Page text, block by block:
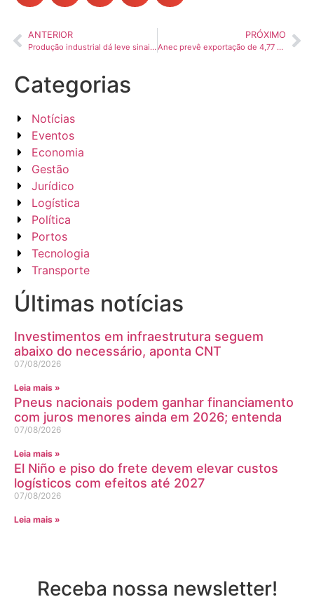
ANTERIOR
Produção industrial dá leve sinais de recuperação, diz Fiesp
PRÓXIMO
Anec prevê exportação de 4,77 mi t de milho do Brasil em novembro
Categorias
Notícias
Eventos
Economia
Gestão
Jurídico
Logística
Política
Portos
Tecnologia
Transporte
Últimas notícias
Investimentos em infraestrutura seguem
abaixo do necessário, aponta CNT
07/08/2026
Leia mais »
Pneus nacionais podem ganhar financiamento
com juros menores ainda em 2026; entenda
07/08/2026
Leia mais »
El Niño e piso do frete devem elevar custos
logísticos com efeitos até 2027
07/08/2026
Leia mais »
Receba nossa newsletter!